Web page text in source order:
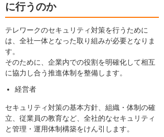
に行うのか
テレワークのセキュリティ対策を行うために
は、全社一体となった取り組みが必要となりま
す。
そのために、企業内での役割を明確化して相互
に協力し合う推進体制を整備します。
経営者
セキュリティ対策の基本方針、組織・体制の確
立、従業員の教育など、全社的なセキュリティ
と管理・運用体制構築をけん引します。